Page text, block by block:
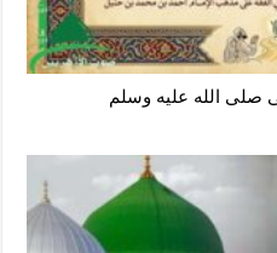
صلى الله عليه وسلم